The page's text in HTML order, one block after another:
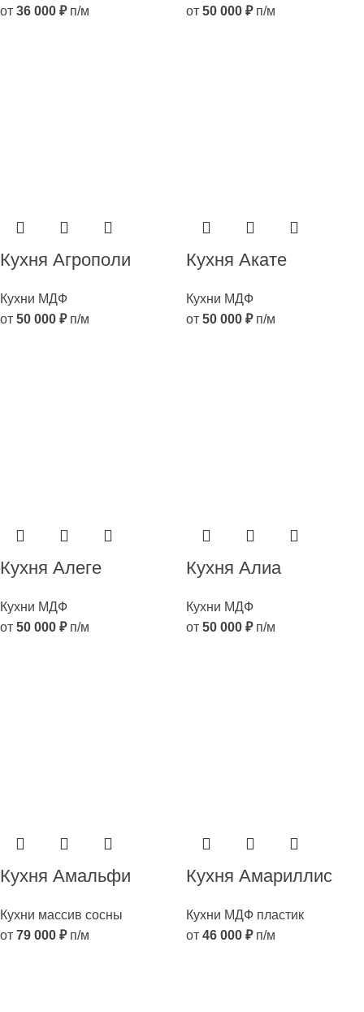
от 36 000 ₽п/м от 50 000 ₽п/м
Кухня Агрополи
Кухни МДФ
от 50 000 ₽п/м
Кухня Акате
Кухни МДФ
от 50 000 ₽п/м
Кухня Алеге
Кухни МДФ
от 50 000 ₽п/м
Кухня Алиа
Кухни МДФ
от 50 000 ₽п/м
Кухня Амальфи
Кухни массив сосны
от 79 000 ₽п/м
Кухня Амариллис
Кухни МДФ пластик
от 46 000 ₽п/м